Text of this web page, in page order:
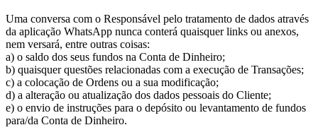
Uma conversa com o Responsável pelo tratamento de dados através
da aplicação WhatsApp nunca conterá quaisquer links ou anexos,
nem versará, entre outras coisas:
a) o saldo dos seus fundos na Conta de Dinheiro;
b) quaisquer questões relacionadas com a execução de Transações;
c) a colocação de Ordens ou a sua modificação;
d) a alteração ou atualização dos dados pessoais do Cliente;
e) o envio de instruções para o depósito ou levantamento de fundos
para/da Conta de Dinheiro.